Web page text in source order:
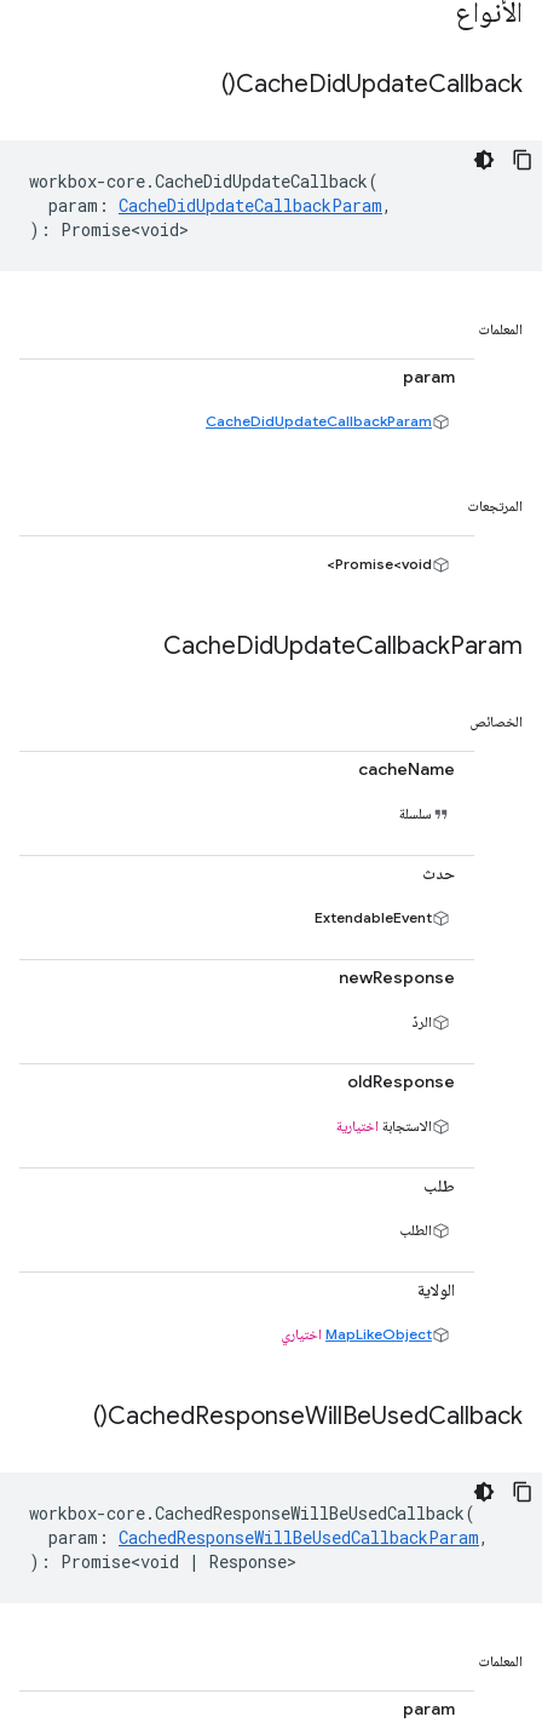
الأنواع
CacheDidUpdateCallback(
)
workbox-core.CacheDidUpdateCallback(
param : CacheDidUpdateCallbackParam,
) : Promise<void>
المعلمات
param
CacheDidUpdateCallbackParam
المرتجعات
Promise<void>
CacheDidUpdateCallbackParam
الخصائص
cacheName
سلسلة
حدث
ExtendableEvent
newResponse
الردّ
oldResponse
الاستجابة اختيارية
طلب
الطلب
الولاية
MapLikeObject اختياري
CachedResponseWillBeUsedCallback(
)
workbox-core.CachedResponseWillBeUsedCallback(
param : CachedResponseWillBeUsedCallbackParam,
) : Promise<void | Response>
المعلمات
param